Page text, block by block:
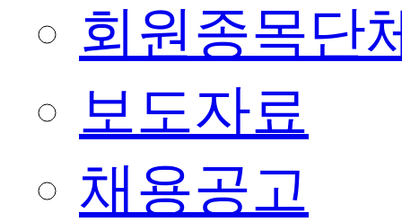
회원종목단
보도자료
채용공고